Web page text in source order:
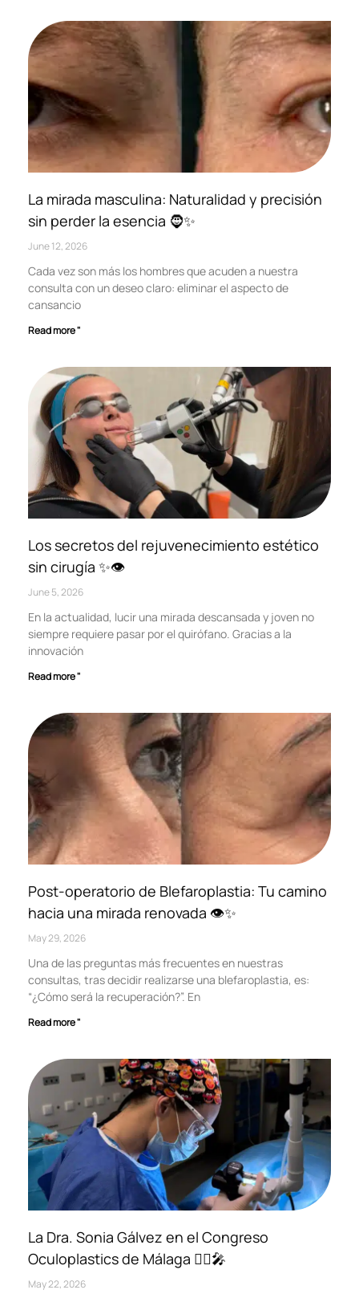
La mirada masculina: Naturalidad y precisión
sin perder la esencia 🧔✨
June 12, 2026
Cada vez son más los hombres que acuden a nuestra
consulta con un deseo claro: eliminar el aspecto de
cansancio
Read more "
Los secretos del rejuvenecimiento estético
sin cirugía ✨👁️
June 5, 2026
En la actualidad, lucir una mirada descansada y joven no
siempre requiere pasar por el quirófano. Gracias a la
innovación
Read more "
Post-operatorio de Blefaroplastia: Tu camino
hacia una mirada renovada 👁️✨
May 29, 2026
Una de las preguntas más frecuentes en nuestras
consultas, tras decidir realizarse una blefaroplastia, es:
“¿Cómo será la recuperación?”. En
Read more "
La Dra. Sonia Gálvez en el Congreso
Oculoplastics de Málaga 👩‍⚕️🎤
May 22, 2026